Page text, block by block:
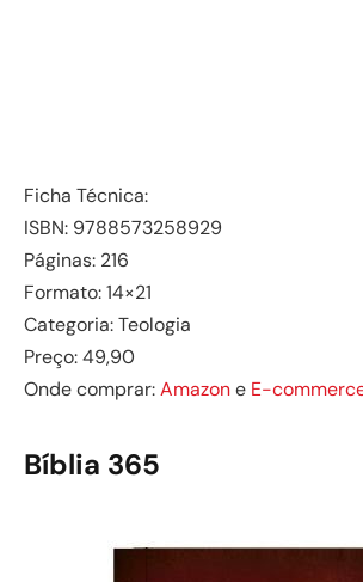
Ficha Técnica:
ISBN: 9788573258929
Páginas: 216
Formato: 14×21
Categoria: Teologia
Preço: 49,90
Onde comprar:Amazone E-
Bíblia 365